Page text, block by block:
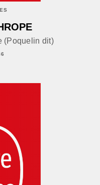
(Poquelin dit)